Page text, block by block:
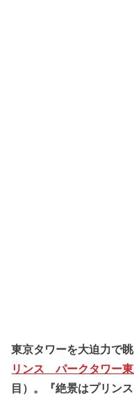
東京タワーを大迫力で
リンス パークタワー
目）。『絶景はプリン